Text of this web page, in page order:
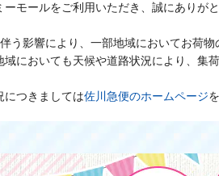
モールをご利用いただき、誠にありがと
う影響により、一部地域においてお荷物
域においても天候や道路状況により、集
につきましては佐川急便のホームページ